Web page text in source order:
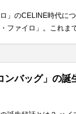
」のCELINE時代に
ファイロ」。これま
バッグ」の誕